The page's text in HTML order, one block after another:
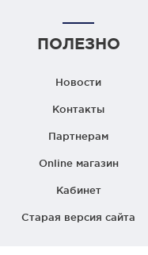
ПОЛЕЗНО
Новости
Контакты
Партнерам
Online магазин
Кабинет
Старая версия сайта